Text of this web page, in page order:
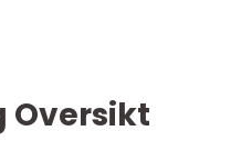
Oversikt